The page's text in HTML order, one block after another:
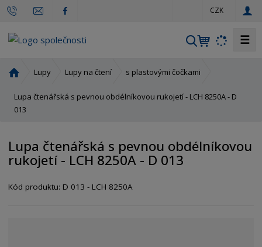
CZK
V
h
e
t
☰
o
d
s
t
a
Lupy Lupy na čtení s plastovými čočkami
Lupa čtenářská s pevnou obdélníkovou rukojetí - LCH 8250A - D
013
Lupa čtenářská s pevnou obdélníkovou
rukojetí - LCH 8250A - D 013
Kód produktu: D 013 - LCH 8250A